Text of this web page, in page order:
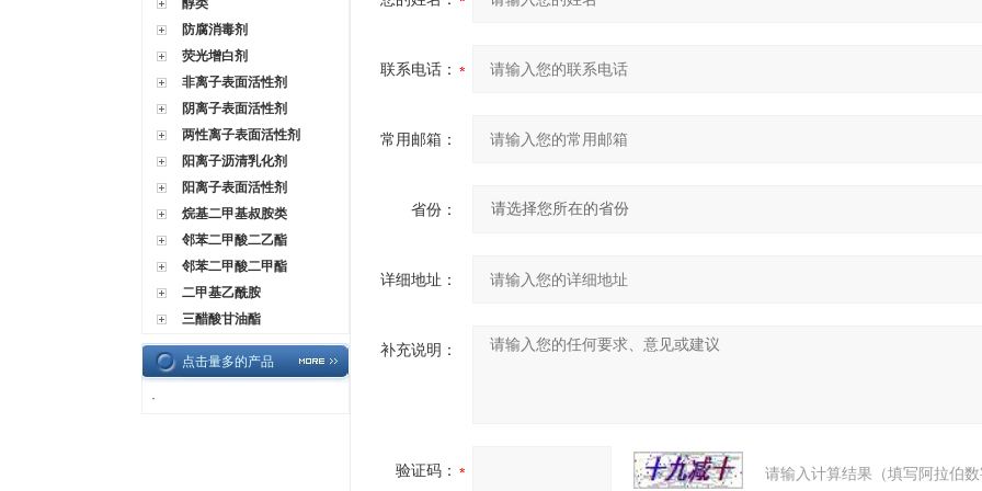
醇类
防腐消毒剂
荧光增白剂
非离子表面活性剂
阴离子表面活性剂
两性离子表面活性剂
阳离子沥清乳化剂
阳离子表面活性剂
烷基二甲基叔胺类
邻苯二甲酸二乙酯
邻苯二甲酸二甲酯
二甲基乙酰胺
三醋酸甘油酯
点击量多的产品
·
联系电话：
常用邮箱：
省份：
详细地址：
补充说明：
验证码： 请输入计算结果（填写阿拉伯